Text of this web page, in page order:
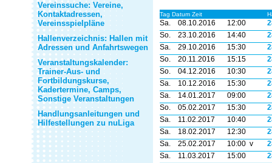
Vereinssuche: Vereine,
Kontaktadressen,
Vereinsspielpläne
Hallenverzeichnis: Hallen mit
Adressen und Anfahrtswegen
Veranstaltungskalender:
Trainer-Aus- und
Fortbildungskurse,
Kadertermine, Camps,
Sonstige Veranstaltungen
Handlungsanleitungen und
Hilfestellungen zu nuLiga
Tag Datum Zeit
Sa. 08.10.2016 12:00
So.
23.10.2016 14:40
Sa.
29.10.2016 15:30
So.
20.11.2016 15:15
So.
04.12.2016 10:30
Sa.
10.12.2016 15:30
Sa.
14.01.2017 09:00
So.
05.02.2017 15:30
Sa.
11.02.2017 10:40
Sa.
18.02.2017 12:30
Sa.
25.02.2017 10:00 v
Sa.
11.03.2017 15:00